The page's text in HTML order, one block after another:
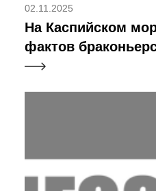
02.11.2025
На Каспийском
фактов